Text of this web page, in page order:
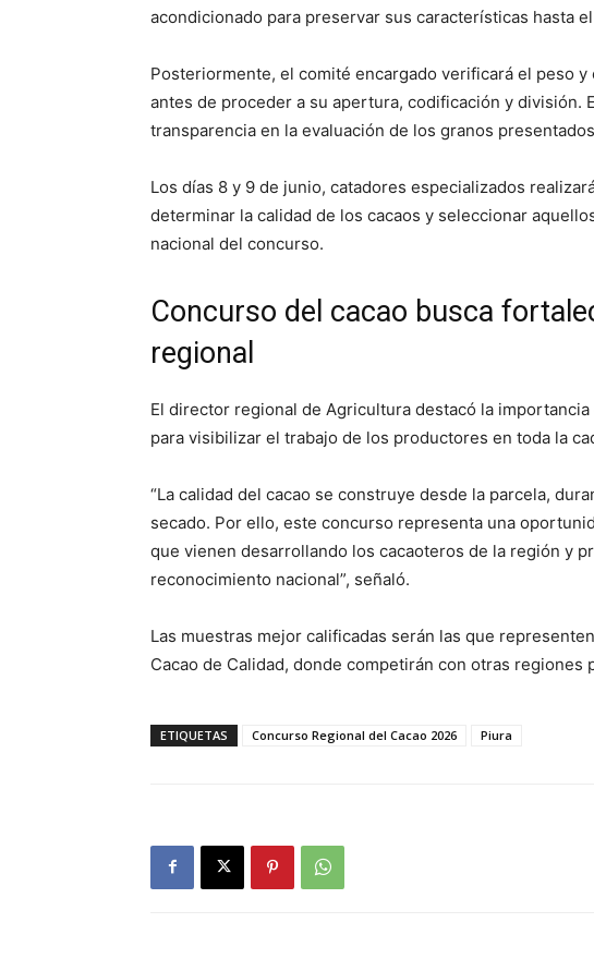
acondicionado para preservar sus características hasta
Posteriormente, el comité encargado verificará el peso
antes de proceder a su apertura, codificación y división.
transparencia en la evaluación de los granos
Los días 8 y 9 de junio, catadores especializados
determinar la calidad de los cacaos y seleccionar
nacional del concurso.
Concurso del cacao busca
regional
El director regional de Agricultura destacó la
para visibilizar el trabajo de los productores en toda la
“La calidad del cacao se construye desde la parcela,
secado. Por ello, este concurso representa una
que vienen desarrollando los cacaoteros de la región y
reconocimiento nacional”, señaló.
Las muestras mejor calificadas serán las que
Cacao de Calidad, donde competirán con otras regiones
ETIQUETAS Concurso Regional del Cacao 2026 Piura